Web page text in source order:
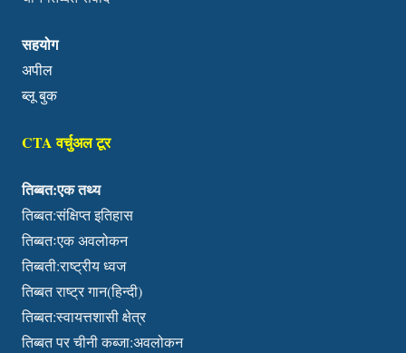
सहयोग
अपील
ब्लू बुक
CTA वर्चुअल टूर
तिब्बत:एक तथ्य
तिब्बत:संक्षिप्त इतिहास
तिब्बतःएक अवलोकन
तिब्बती:राष्ट्रीय ध्वज
तिब्बत राष्ट्र गान(हिन्दी)
तिब्बत:स्वायत्तशासी क्षेत्र
तिब्बत पर चीनी कब्जा:अवलोकन